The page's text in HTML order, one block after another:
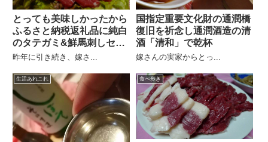
とっても美味しかったから
ふるさと納税返礼品に純白
のタテガミ&鮮馬刺しセッ
ト
昨年に引き続き、嫁さ...
国指定重要文化財の通潤橋
復旧を祈念し通潤酒造の清
酒「清和」で乾杯
嫁さんの実家からとっ...
生活あれこれ 食べ歩き